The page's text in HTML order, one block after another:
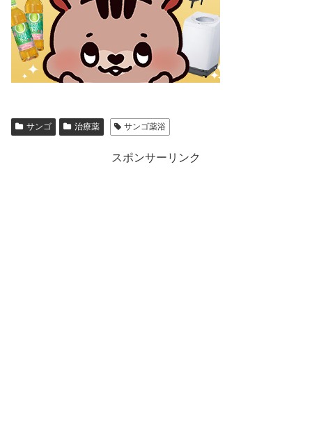
サンゴ 治療薬 サンゴ薬浴
スポンサーリンク